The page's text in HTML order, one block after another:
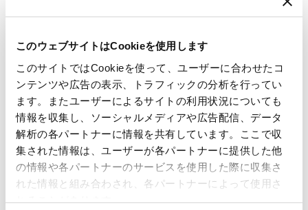
このウェブサイトはCookieを使用します
このサイトではCookieを使って、ユーザーに合わせたコ
ンテンツや広告の表示、トラフィックの分析を行ってい
ます。またユーザーによるサイトの利用状況についても
情報を収集し、ソーシャルメディアや広告配信、データ
解析の各パートナーに情報を共有しています。ここで収
集された情報は、ユーザーが各パートナーに提供した他
の情報や各パートナーのサービスを使用した際に収集さ
れた情報と組み合わされ、各パートナーによって使用さ
れることがあります。
ル」は、ダイヤモンドとフォルムとの微妙な対話を
表現しています。ケースバンドやフランジ、ベゼル
など至る所を装飾するダイヤモンドには、ハート形
をした爪によって唯一無二の独創的なセッティング
が用いられています。ケースを取り巻く格子の石留
めでは、バットと呼ぶゴールド製の台の窪みにカッ
トがグラデーションを成す38個のダイヤモンドが
セッティングされています。
ブレゲゴールド製の窪みのひとつひとつは、手作業